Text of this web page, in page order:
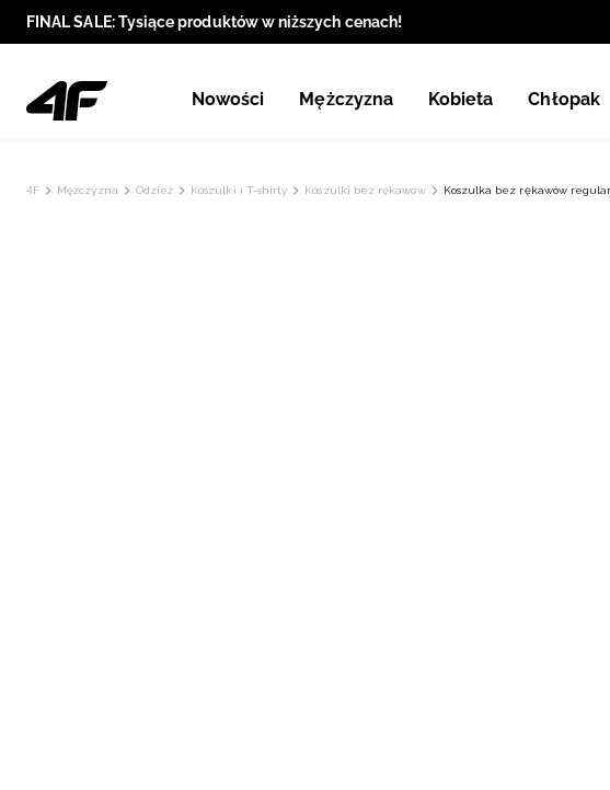
FINAL SALE: Tysiące produktów w niższych cenach!
Nowości Mężczyzna Kobieta Chłopak
4F Mężczyzna Odzież Koszulki i T-shirty Koszulki bez rękawów Koszulka bez rękawów